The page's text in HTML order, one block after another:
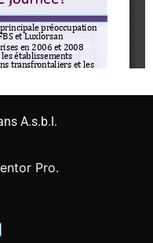
A.s.b.l.
Pro.